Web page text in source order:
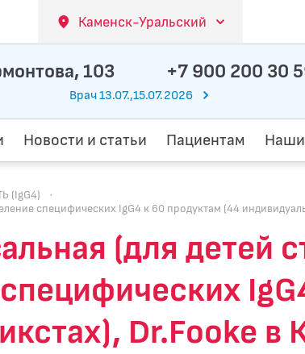
Каменск-Уральский
103 +7 900 200 30
Врач 13.07.,15.07.2026
Новости и статьи Пациентам Наши
(IgG4)
·
специфических IgG4 к 60 продуктам (44
(для детей
Dr.Fooke в